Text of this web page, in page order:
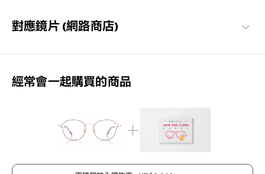
對應鏡片 (網路商店)
經常會一起購買的商品